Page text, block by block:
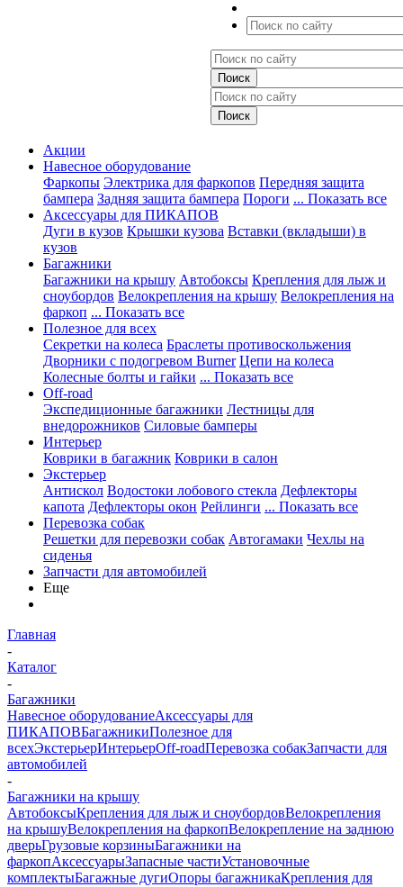
Акции
Навесное оборудование
Фаркопы Электрика для фаркопов Передняя защита
бампера Задняя защита бампера Пороги ... Показать все
Аксессуары для ПИКАПОВ
Дуги в кузов Крышки кузова Вставки (вкладыши) в
кузов
Багажники
Багажники на крышу Автобоксы Крепления для лыж и
сноубордов Велокрепления на крышу Велокрепления на
фаркоп ... Показать все
Полезное для всех
Секретки на колеса Браслеты противоскольжения
Дворники с подогревом Burner Цепи на колеса
Колесные болты и гайки ... Показать все
Off-road
Экспедиционные багажники Лестницы для
внедорожников Силовые бамперы
Интерьер
Коврики в багажник Коврики в салон
Экстерьер
Антискол Водостоки лобового стекла Дефлекторы
капота Дефлекторы окон Рейлинги ... Показать все
Перевозка собак
Решетки для перевозки собак Автогамаки Чехлы на
сиденья
Запчасти для автомобилей
Еще
Главная
-
Каталог
-
Багажники
Навесное оборудованиеАксессуары для
ПИКАПОВБагажникиПолезное для
всехЭкстерьерИнтерьерOff-roadПеревозка собакЗапчасти для
автомобилей
-
Багажники на крышу
АвтобоксыКрепления для лыж и сноубордовВелокрепления
на крышуВелокрепления на фаркопВелокрепление на заднюю
дверьГрузовые корзиныБагажники на
фаркопАксессуарыЗапасные частиУстановочные
комплектыБагажные дугиОпоры багажникаКрепления для